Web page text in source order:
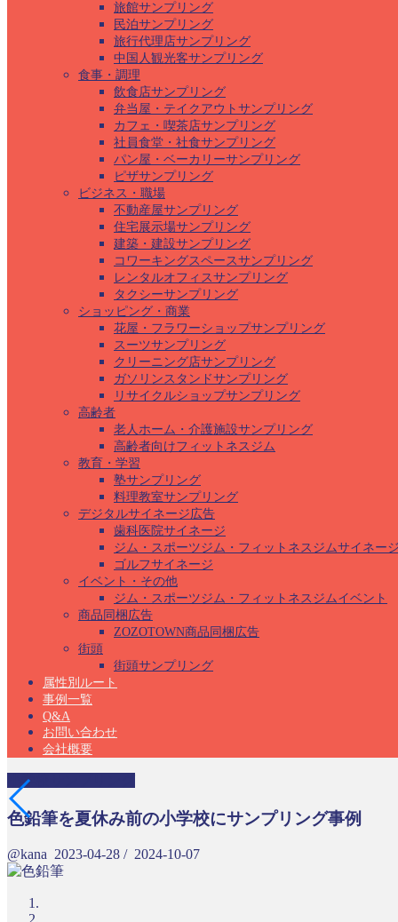
旅館サンプリング
民泊サンプリング
旅行代理店サンプリング
中国人観光客サンプリング
食事・調理
飲食店サンプリング
弁当屋・テイクアウトサンプリング
カフェ・喫茶店サンプリング
社員食堂・社食サンプリング
パン屋・ベーカリーサンプリング
ピザサンプリング
ビジネス・職場
不動産屋サンプリング
住宅展示場サンプリング
建築・建設サンプリング
コワーキングスペースサンプリング
レンタルオフィスサンプリング
タクシーサンプリング
ショッピング・商業
花屋・フラワーショップサンプリング
スーツサンプリング
クリーニング店サンプリング
ガソリンスタンドサンプリング
リサイクルショップサンプリング
高齢者
老人ホーム・介護施設サンプリング
高齢者向けフィットネスジム
教育・学習
塾サンプリング
料理教室サンプリング
デジタルサイネージ広告
歯科医院サイネージ
ジム・スポーツジム・フィットネスジムサイネー
ゴルフサイネージ
イベント・その他
ジム・スポーツジム・フィットネスジムイベント
商品同梱広告
ZOZOTOWN商品同梱広告
街頭
街頭サンプリング
属性別ルート
事例一覧
Q&A
お問い合わせ
会社概要
小学校サンプリング
色鉛筆を夏休み前の小学校にサンプリング事例
@kana 2023-04-28 / 2024-10-07